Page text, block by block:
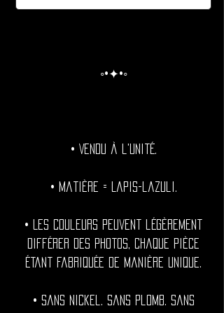
◦•✦•◦
• Vendu à l'unité.
• Matière = Lapis-lazuli.
• Les couleurs peuvent légèrement
différer des photos, chaque pièce
étant fabriquée de manière unique.
• Sans nickel. Sans plomb. Sans